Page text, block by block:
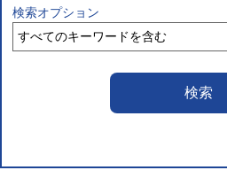
検索オプション